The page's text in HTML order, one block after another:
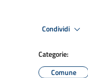
Condividi
Categorie:
Comune